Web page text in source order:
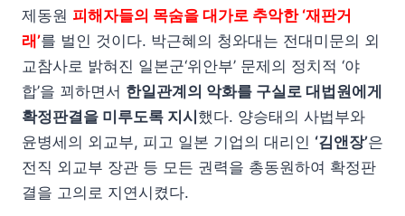
제동원 피해자들의 목숨을 대가로 추악한 ‘재판거
래’를 벌인 것이다. 박근혜의 청와대는 전대미문의 외
교참사로 밝혀진 일본군‘위안부’ 문제의 정치적 ‘야
합’을 꾀하면서 한일관계의 악화를 구실로 대법원에게
확정판결을 미루도록 지시했다. 양승태의 사법부와
윤병세의 외교부, 피고 일본 기업의 대리인 ‘김앤장’은
전직 외교부 장관 등 모든 권력을 총동원하여 확정판
결을 고의로 지연시켰다.